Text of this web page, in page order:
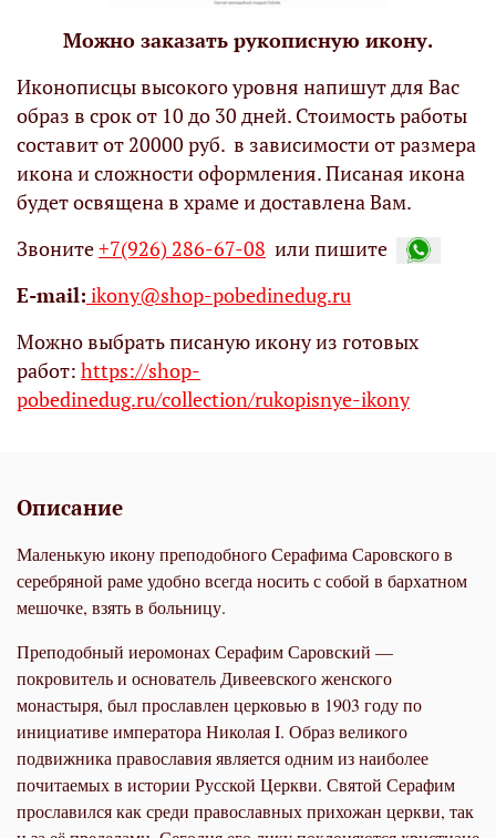
Можно заказать рукописную икону.
Иконописцы высокого уровня напишут для Вас
образ в срок от 10 до 30 дней. Стоимость работы
составит от 20000 руб. в зависимости от размера
икона и сложности оформления. Писаная икона
будет освящена в храме и доставлена Вам.
Звоните+7(926) 286-67-08 или пишите
Е-mail: ikony@shop-pobedinedug.ru
Можно выбрать писаную икону из готовых
работ: https://shop-
pobedinedug.ru/collection/rukopisnye-ikony
Описание
Маленькую икону преподобного Серафима Саровского в
серебряной раме удобно всегда носить с собой в бархатном
мешочке, взять в больницу.
Преподобный иеромонах Серафим Саровский —
покровитель и основатель Дивеевского женского
монастыря, был прославлен церковью в 1903 году по
инициативе императора Николая I. Образ великого
подвижника православия является одним из наиболее
почитаемых в истории Русской Церкви. Святой Серафим
прославился как среди православных прихожан церкви, так